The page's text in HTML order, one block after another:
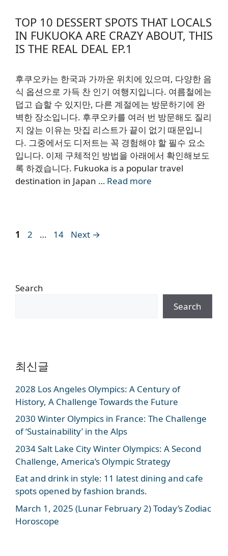
TOP 10 DESSERT SPOTS THAT LOCALS
IN FUKUOKA ARE CRAZY ABOUT, THIS
IS THE REAL DEAL EP.1
후쿠오카는 한국과 가까운 위치에 있으며, 다양한 음
식 옵션으로 가득 찬 인기 여행지입니다. 여름철에는
덥고 습할 수 있지만, 다른 계절에는 방문하기에 완
벽한 장소입니다. 후쿠오카를 여러 번 방문해도 질리
지 않는 이유는 맛집 리스트가 끝이 없기 때문입니
다. 그중에서도 디저트는 꼭 경험해야 할 필수 요소
입니다. 이제 구체적인 방법을 아래에서 확인해보도
록 하겠습니다. Fukuoka is a popular travel
destination in Japan … Read more
Page
1 Page
2 … Page
14 Next →
Search
Search
최신글
2028 Los Angeles Olympics: A Century of
History, A Challenge Towards the Future
2030 Winter Olympics in France: The Challenge
of ‘Sustainability’ in the Alps
2034 Salt Lake City Winter Olympics: A Second
Challenge, America’s Olympic Strategy
Eat and drink in style: 11 latest dining and cafe
spots opened by fashion brands.
March 1, 2025 (Lunar February 2) Today’s Zodiac
Horoscope